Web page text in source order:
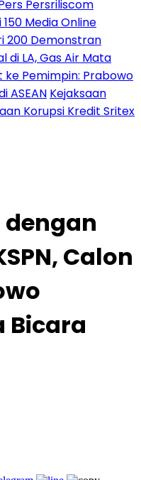
Persriliscom
Media Online
200 Demonstran
di LA, Gas Air Mata
ke Pemimpin: Prabowo
ASEAN Kejaksaan
Korupsi Kredit Sritex
dengan
Calon
Bicara